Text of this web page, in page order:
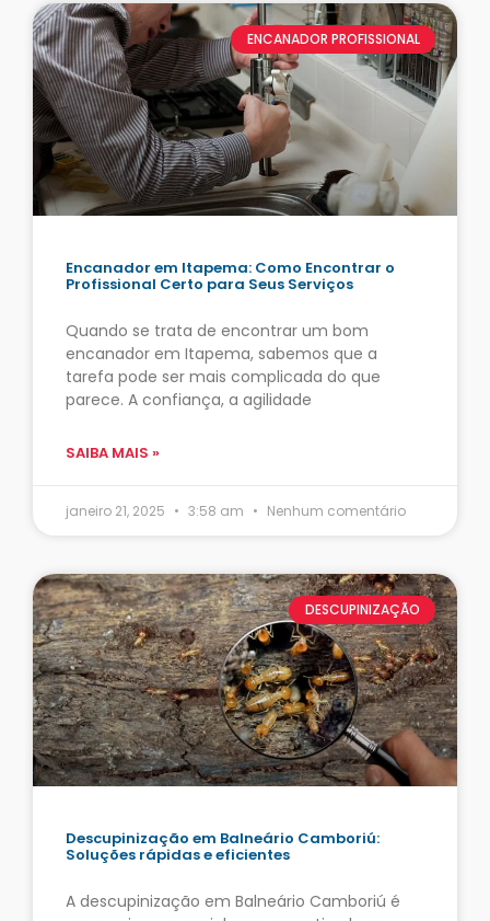
ENCANADOR PROFISSIONAL
Encanador em Itapema: Como Encontrar o
Profissional Certo para Seus Serviços
Quando se trata de encontrar um bom
encanador em Itapema, sabemos que a
tarefa pode ser mais complicada do que
parece. A confiança, a agilidade
SAIBA MAIS »
janeiro 21, 2025 3:58 am Nenhum comentário
DESCUPINIZAÇÃO
Descupinização em Balneário Camboriú:
Soluções rápidas e eficientes
A descupinização em Balneário Camboriú é